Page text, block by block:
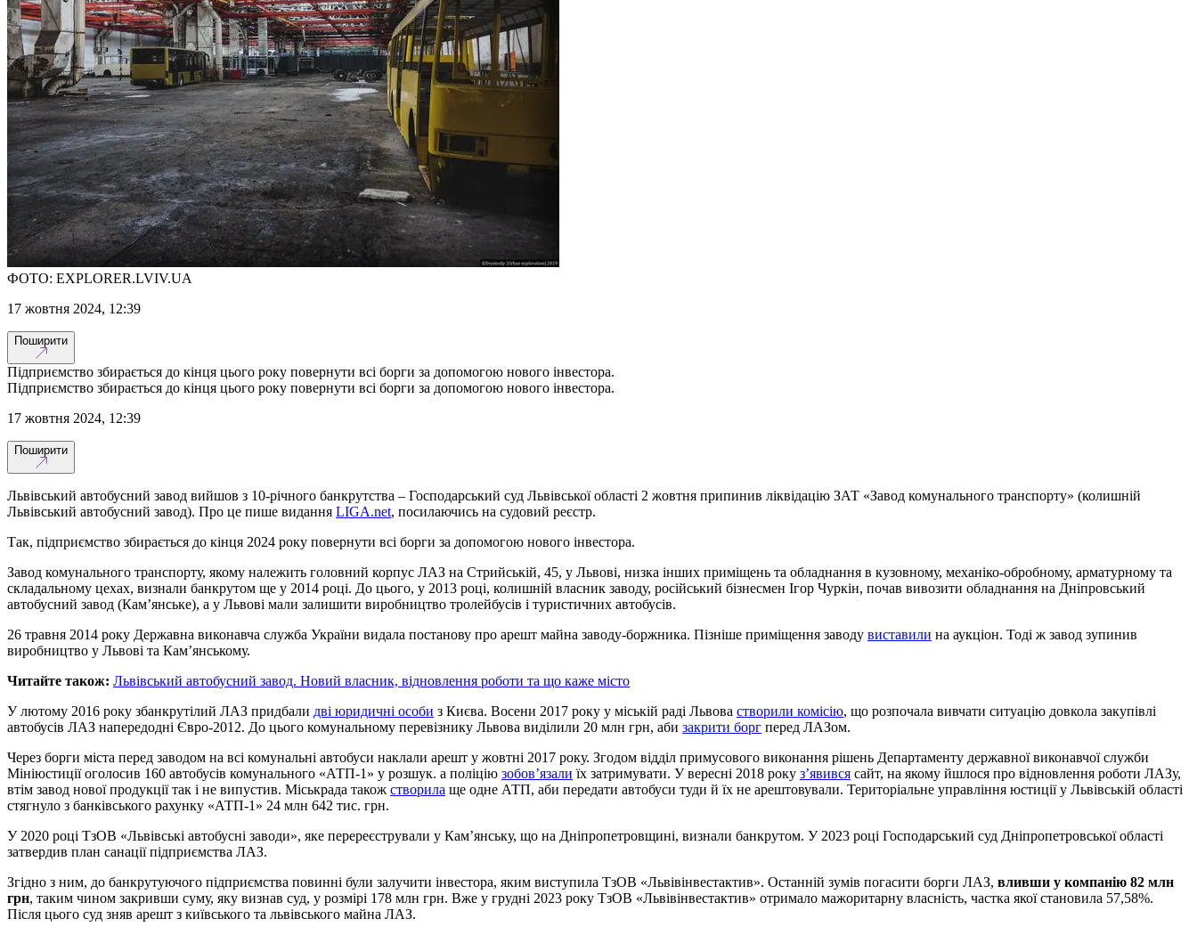
ФОТО: EXPLORER.LVIV.UA
17 жовтня 2024, 12:39
Поширити
Підприємство збирається до кінця цього року повернути всі борги за допомогою нового інвестора.
Підприємство збирається до кінця цього року повернути всі борги за допомогою нового інвестора.
17 жовтня 2024, 12:39
Поширити
Львівський автобусний завод вийшов з 10-річного банкрутства – Господарський суд Львівської області 2 жовтня припинив ліквідацію ЗАТ «Завод комунального транспорту» (колишній
Львівський автобусний завод). Про це пише видання LIGA.net, посилаючись на судовий реєстр.
Так, підприємство збирається до кінця 2024 року повернути всі борги за допомогою нового інвестора.
Завод комунального транспорту, якому належить головний корпус ЛАЗ на Стрийській, 45, у Львові, низка інших приміщень та обладнання в кузовному, механіко-обробному, арматурному та
складальному цехах, визнали банкрутом ще у 2014 році. До цього, у 2013 році, колишній власник заводу, російський бізнесмен Ігор Чуркін, почав вивозити обладнання на Дніпровський
автобусний завод (Кам’янське), а у Львові мали залишити виробництво тролейбусів і туристичних автобусів.
26 травня 2014 року Державна виконавча служба України видала постанову про арешт майна заводу-боржника. Пізніше приміщення заводу виставили на аукціон. Тоді ж завод зупинив
виробництво у Львові та Кам’янському.
Читайте також: Львівський автобусний завод. Новий власник, відновлення роботи та що каже місто
У лютому 2016 року збанкрутілий ЛАЗ придбали дві юридичні особи з Києва. Восени 2017 року у міській раді Львова створили комісію, що розпочала вивчати ситуацію довкола закупівлі
автобусів ЛАЗ напередодні Євро-2012. До цього комунальному перевізнику Львова виділили 20 млн грн, аби закрити борг перед ЛАЗом.
Через борги міста перед заводом на всі комунальні автобуси наклали арешт у жовтні 2017 року. Згодом відділ примусового виконання рішень Департаменту державної виконавчої служби
Мініюстиції оголосив 160 автобусів комунального «АТП-1» у розшук. а поліцію зобов’язали їх затримувати. У вересні 2018 року з’явився сайт, на якому йшлося про відновлення роботи ЛАЗу,
втім завод нової продукції так і не випустив. Міськрада також створила ще одне АТП, аби передати автобуси туди й їх не арештовували. Територіальне управління юстиції у Львівській області
стягнуло з банківського рахунку «АТП-1» 24 млн 642 тис. грн.
У 2020 році ТзОВ «Львівські автобусні заводи», яке перереєстрували у Кам’янську, що на Дніпропетровщині, визнали банкрутом. У 2023 році Господарський суд Дніпропетровської області
затвердив план санації підприємства ЛАЗ.
Згідно з ним, до банкрутуючого підприємства повинні були залучити інвестора, яким виступила ТзОВ «Львівінвестактив». Останній зумів погасити борги ЛАЗ, вливши у компанію 82 млн
грн, таким чином закривши суму, яку визнав суд, у розмірі 178 млн грн. Вже у грудні 2023 року ТзОВ «Львівінвестактив» отримало мажоритарну власність, частка якої становила 57,58%.
Після цього суд зняв арешт з київського та львівського майна ЛАЗ.